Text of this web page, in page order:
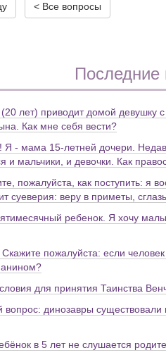
< Все вопросы
Последние
лет) приводит домой девушку
Как мне себя вести?
Я - мама 15-летней дочери.
и мальчики, и девочки. Как
пожалуйста, как поступить: я
суеверия: веру в приметы,
ребенок. Я хочу
Скажите пожалуйста: если
для принятия Таинства
вопрос: динозавры
в 5 лет не слушается